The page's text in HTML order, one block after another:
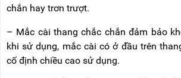
chắn hay trơn trượt.
– Mắc cài thang chắc chắn đảm bảo
khi sử dụng, mắc cài có ở đầu trên
cố định chiều cao sử dụng.